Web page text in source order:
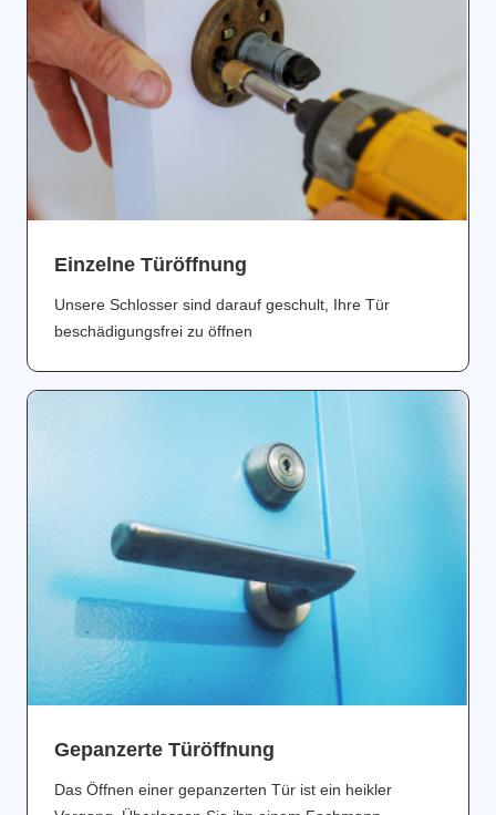
Einzelne Türöffnung
Unsere Schlosser sind darauf geschult, Ihre Tür
beschädigungsfrei zu öffnen
Gepanzerte Türöffnung
Das Öffnen einer gepanzerten Tür ist ein heikler